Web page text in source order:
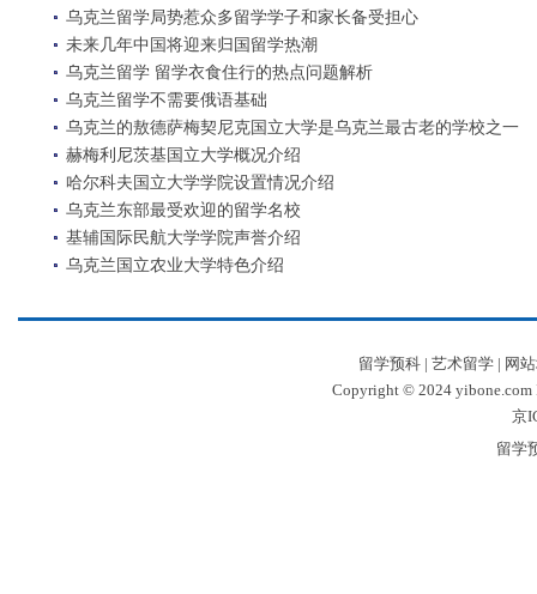
乌克兰留学局势惹众多留学学子和家长备受担心
未来几年中国将迎来归国留学热潮
乌克兰留学 留学衣食住行的热点问题解析
乌克兰留学不需要俄语基础
乌克兰的敖德萨梅契尼克国立大学是乌克兰最古老的学校之一
赫梅利尼茨基国立大学概况介绍
哈尔科夫国立大学学院设置情况介绍
乌克兰东部最受欢迎的留学名校
基辅国际民航大学学院声誉介绍
乌克兰国立农业大学特色介绍
留学预科| 艺术留学| 网
Copyright © 2024 yibone.com
京
留学